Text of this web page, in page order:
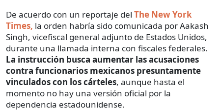
De acuerdo con un reportaje del The New York
Times, la orden habría sido comunicada por Aakash
Singh, vicefiscal general adjunto de Estados Unidos,
durante una llamada interna con fiscales federales.
La instrucción busca aumentar las acusaciones
contra funcionarios mexicanos presuntamente
vinculados con los cárteles, aunque hasta el
momento no hay una versión oficial por la
dependencia estadounidense.